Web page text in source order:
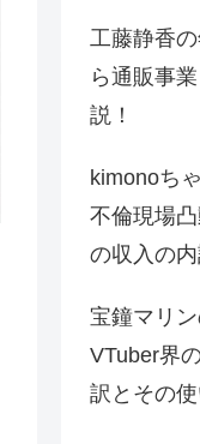
工藤静香
ら通販事
説！
kimonoち
不倫現場
の収入の
宝鐘マリ
VTuber界
訳とその